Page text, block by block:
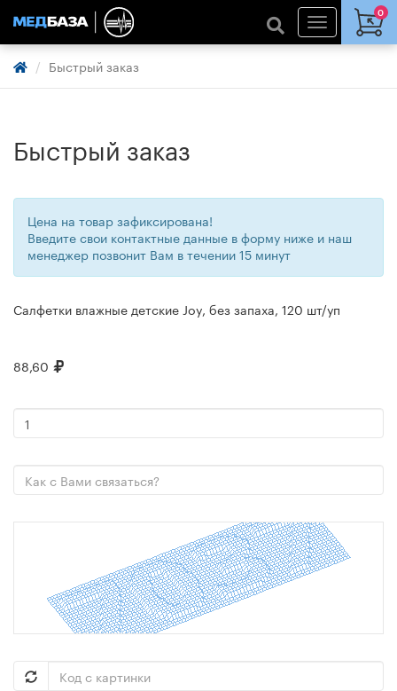
0
Быстрый заказ
Быстрый заказ
Цена на товар зафиксирована!
Введите свои контактные данные в форму ниже и наш
менеджер позвонит Вам в течении 15 минут
Салфетки влажные детские Joy, без запаха, 120 шт/уп
88,60